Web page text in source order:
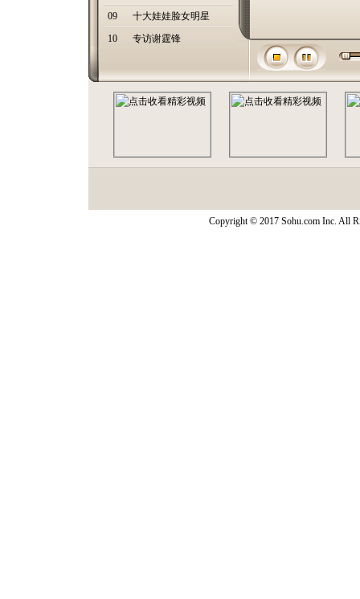
09
十大娃娃脸女明星
10
专访谢霆锋
Copyright © 2017 Sohu.com Inc. All